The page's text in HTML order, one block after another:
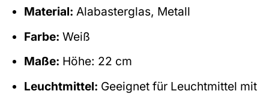
Material: Alabasterglas, Metall
Farbe: Weiß
Maße: Höhe: 22 cm
Leuchtmittel: Geeignet für Leuchtmittel mit